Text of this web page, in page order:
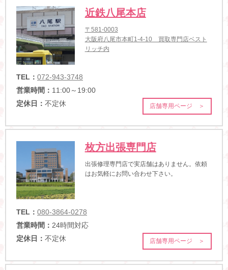
近鉄八尾本店
〒581-0003
大阪府八尾市本町1-4-10 買取専門店ベスト
リッチ内
TEL： 072-943-3748
営業時間： 11:00～19:00
定休日： 不定休 店舗専用ページ ＞
枚方出張専門店
出張修理専門店で実店舗はありません。依頼
はお気軽にお問い合わせ下さい。
TEL： 080-3864-0278
営業時間： 24時間対応
定休日： 不定休 店舗専用ページ ＞